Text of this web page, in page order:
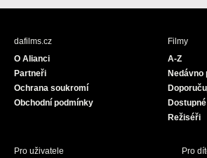
c
s
u
dafilms.cz
O Alianci
Partneři
Ochrana soukromí
Obchodní podmínky
Filmy
A-Z
Nedávno
Režiséři
Pro uživatele
Pro